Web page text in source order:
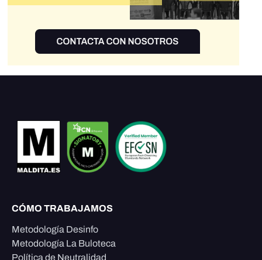
CÓMO TRABAJAMOS
Metodología Desinfo
Metodología La Buloteca
Política de Neutralidad